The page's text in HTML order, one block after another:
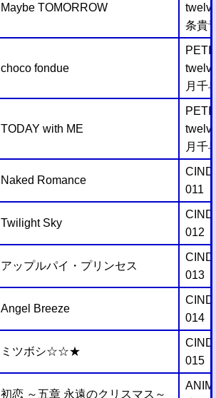
Maybe TOMORROW
条貴
choco fondue
月千
TODAY with ME
月千
Naked Romance
011
Twilight Sky
012
アップルパイ・プリンセス
013
Angel Breeze
014
ミツボシ☆☆★
015
初恋 ～五章 永遠のクリスマス～